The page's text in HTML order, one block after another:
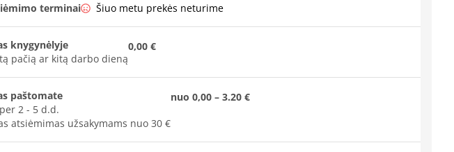
terminai Šiuo metu prekės neturime
knygynėlyje
pačią ar kitą darbo dieną
0,00 €
paštomate
2 - 5 d.d.
atsiėmimas užsakymams nuo 30 €
nuo 0,00 – 3.20 €